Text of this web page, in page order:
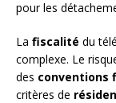
pour les
La fiscalité du
complexe. Le
des conventions
critères de